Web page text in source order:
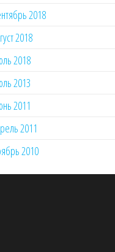
2018
2018
2018
2013
2011
2011
2010